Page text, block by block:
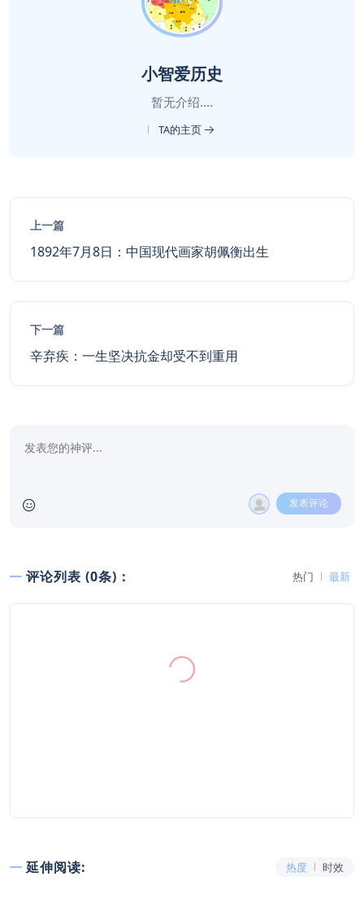
小智爱历史
暂无介绍....
TA的主页
上一篇
1892年7月8日：中国现代画家胡佩衡出生
下一篇
辛弃疾：一生坚决抗金却受不到重用
发表评论
评论列表 (0条)： 热门 最新
延伸阅读: 热度 时效